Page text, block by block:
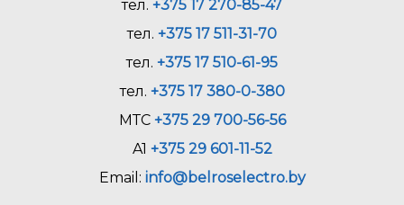
тел. +375 17 270-85-47
тел. +375 17 511-31-70
тел. +375 17 510-61-95
тел. +375 17 380-0-380
МТС +375 29 700-56-56
A1 +375 29 601-11-52
Email: info@belroselectro.by